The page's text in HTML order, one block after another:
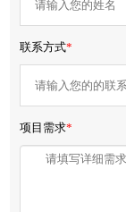
联系方式*
项目需求*